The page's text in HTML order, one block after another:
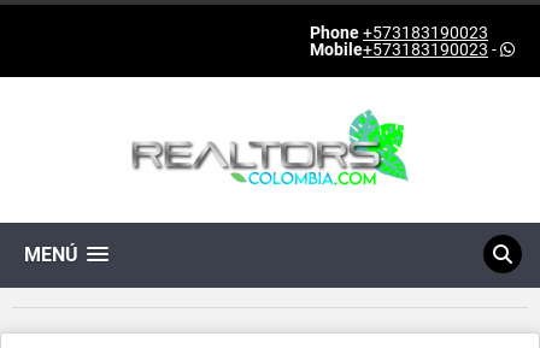
Phone+573183190023
Mobile+573183190023 -
MENÚ